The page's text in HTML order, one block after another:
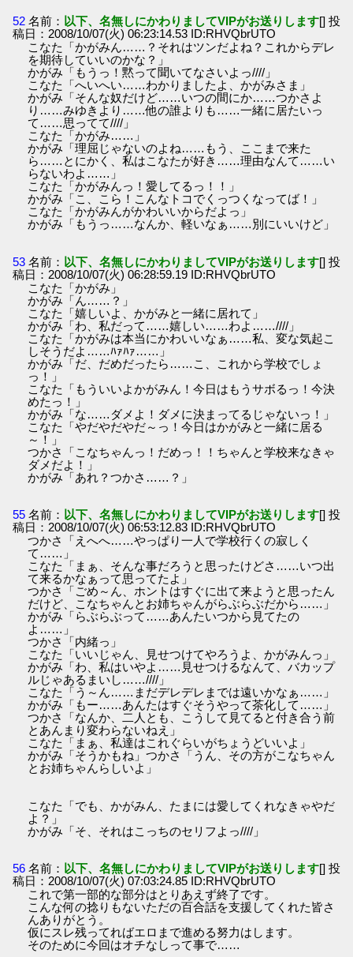
52 名前： 以下、名無しにかわりましてVIPがお送りします[] 投
稿日：2008/10/07(火) 06:23:14.53 ID:RHVQbrUTO
こなた「かがみん……？それはツンだよね？これからデレ
を期待していいのかな？」
かがみ「もうっ！黙って聞いてなさいよっ////」
こなた「へいへい……わかりましたよ、かがみさま」
かがみ「そんな奴だけど……いつの間にか……つかさよ
り……みゆきより……他の誰よりも……一緒に居たいっ
て……思ってて////」
こなた「かがみ……」
かがみ「理屈じゃないのよね……もう、ここまで来た
ら……とにかく、私はこなたが好き……理由なんて……い
らないわよ……」
こなた「かがみんっ！愛してるっ！！」
かがみ「こ、こら！こんなトコでくっつくなってば！」
こなた「かがみんがかわいいからだよっ」
かがみ「もうっ……なんか、軽いなぁ……別にいいけど」
53 名前： 以下、名無しにかわりましてVIPがお送りします[] 投
稿日：2008/10/07(火) 06:28:59.19 ID:RHVQbrUTO
こなた「かがみ」
かがみ「ん……？」
こなた「嬉しいよ、かがみと一緒に居れて」
かがみ「わ、私だって……嬉しい……わよ……////」
こなた「かがみは本当にかわいいなぁ……私、変な気起こ
しそうだよ……ﾊｧﾊｧ……」
かがみ「だ、だめだったら……こ、これから学校でしょ
っ！」
こなた「もういいよかがみん！今日はもうサボるっ！今決
めたっ！」
かがみ「な……ダメよ！ダメに決まってるじゃないっ！」
こなた「やだやだやだ～っ！今日はかがみと一緒に居る
～！」
つかさ「こなちゃんっ！だめっ！！ちゃんと学校来なきゃ
ダメだよ！」
かがみ「あれ？つかさ……？」
55 名前： 以下、名無しにかわりましてVIPがお送りします[] 投
稿日：2008/10/07(火) 06:53:12.83 ID:RHVQbrUTO
つかさ「えへへ……やっぱり一人で学校行くの寂しく
て……」
こなた「まぁ、そんな事だろうと思ったけどさ……いつ出
て来るかなぁって思ってたよ」
つかさ「ごめ～ん、ホントはすぐに出て来ようと思ったん
だけど、こなちゃんとお姉ちゃんがらぶらぶだから……」
かがみ「らぶらぶって……あんたいつから見てたの
よ……」
つかさ「内緒っ」
こなた「いいじゃん、見せつけてやろうよ、かがみんっ」
かがみ「わ、私はいやよ……見せつけるなんて、バカップ
ルじゃあるまいし……////」
こなた「う～ん……まだデレデレまでは遠いかなぁ……」
かがみ「もー……あんたはすぐそうやって茶化して……」
つかさ「なんか、二人とも、こうして見てると付き合う前
とあんまり変わらないねえ」
こなた「まぁ、私達はこれぐらいがちょうどいいよ」
かがみ「そうかもね」つかさ「うん、その方がこなちゃん
とお姉ちゃんらしいよ」
こなた「でも、かがみん、たまには愛してくれなきゃやだ
よ？」
かがみ「そ、それはこっちのセリフよっ////」
56 名前： 以下、名無しにかわりましてVIPがお送りします[] 投
稿日：2008/10/07(火) 07:03:24.85 ID:RHVQbrUTO
これで第一部的な部分はとりあえず終了です。
こんな何の捻りもないただの百合話を支援してくれた皆さ
んありがとう。
仮にスレ残ってればエロまで進める努力はします。
そのために今回はオチなしって事で……